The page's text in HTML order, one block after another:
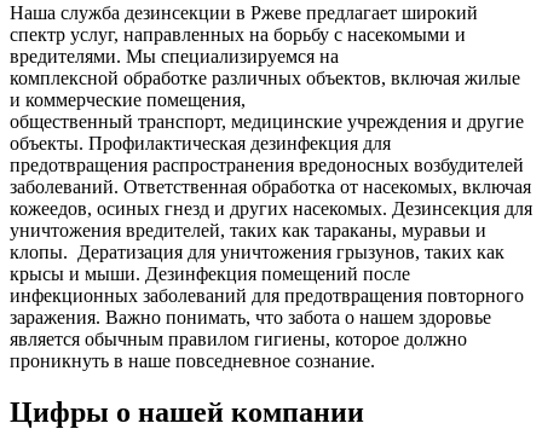
Наша служба дезинсекции в Ржеве предлагает широкий
спектр услуг, направленных на борьбу с насекомыми и
вредителями. Мы специализируемся на
комплексной обработке различных объектов, включая жилые
и коммерческие помещения,
общественный транспорт, медицинские учреждения и другие
объекты. Профилактическая дезинфекция для
предотвращения распространения вредоносных возбудителей
заболеваний. Ответственная обработка от насекомых, включая
кожеедов, осиных гнезд и других насекомых. Дезинсекция для
уничтожения вредителей, таких как тараканы, муравьи и
клопы. Дератизация для уничтожения грызунов, таких как
крысы и мыши. Дезинфекция помещений после
инфекционных заболеваний для предотвращения повторного
заражения. Важно понимать, что забота о нашем здоровье
является обычным правилом гигиены, которое должно
проникнуть в наше повседневное сознание.
Цифры о нашей компании